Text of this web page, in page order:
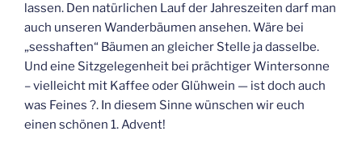
las­sen. Den natür­li­chen Lauf der Jah­res­zei­ten darf man
auch unse­ren Wan­der­bäu­men anse­hen. Wäre bei
„sess­haf­ten“ Bäu­men an glei­cher Stel­le ja das­sel­be.
Und eine Sitz­ge­le­gen­heit bei präch­ti­ger Win­ter­son­ne
– viel­leicht mit Kaf­fee oder Glüh­wein — ist doch auch
was Fei­nes ?. In die­sem Sin­ne wün­schen wir euch
einen schö­nen 1. Advent!